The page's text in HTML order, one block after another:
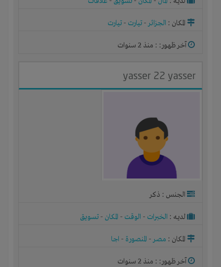
المكان : الجزائر- تيارت - تيارت
آخر ظهور: : منذ 2 سنوات
yasser 22 yasser
الجنس : ذكر
لديـه : الخبرات - الوقت - المكان - تسويق
المكان : مصر- المنصورة - اجا
آخر ظهور: : منذ 2 سنوات